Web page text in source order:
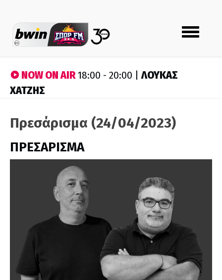
Toggle
navigation
NOW ON AIR18:00 - 20:00 |ΛΟΥΚΑΣ
ΧΑΤΖΗΣ
Πρεσάρισμα (24/04/2023)
ΠΡΕΣΑΡΙΣΜΑ